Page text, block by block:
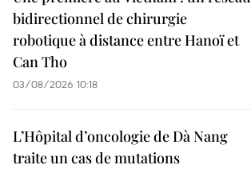
bidirectionnel de chirurgie
robotique à distance entre Hanoï et
Can Tho
03/08/2026 10:18
L’Hôpital d’oncologie de Dà Nang
traite un cas de mutations